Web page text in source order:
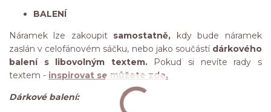
BALENÍ
Náramek lze zakoupit samostatně, kdy bude náramek
zaslán v celofánovém sáčku, nebo jako součástí dárkového
balení s libovolným textem.Pokud si nevíte rady s
textem - inspirovat se můžete zde.
Dárkové balení: